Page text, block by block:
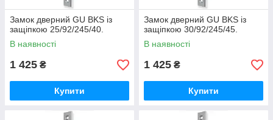
Замок дверний GU BKS із
защіпкою 25/92/245/40.
В наявності
1 425 ₴
Купити
Замок дверний GU BKS із
защіпкою 30/92/245/45.
В наявності
1 425 ₴
Купити